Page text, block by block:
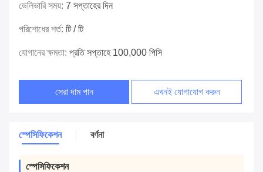
ডেলিভারি সময়: 7 সপ্তাহের দিন
পরিশোধের শর্ত: টি / টি
যোগানের ক্ষমতা: প্রতি সপ্তাহে 100,000 পিসি
সেরা দাম পান এখনই যোগাযোগ করুন
স্পেসিফিকেশন বর্ণনা
স্পেসিফিকেশন